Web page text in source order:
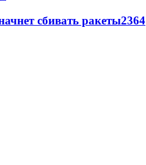
сбивать ракеты2364